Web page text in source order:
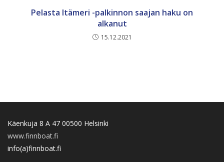
Pelasta Itämeri -palkinnon saajan haku on
alkanut
15.12.2021
Käenkuja 8 A 47 00500 Helsinki
www.finnboat.fi
info(a)finnboat.fi